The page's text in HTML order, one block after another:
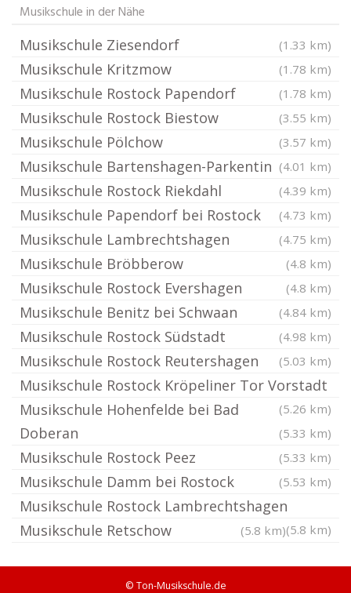
Musikschule in der Nähe
Musikschule Ziesendorf (1.33 km)
Musikschule Kritzmow (1.78 km)
Musikschule Rostock Papendorf (1.78 km)
Musikschule Rostock Biestow (3.55 km)
Musikschule Pölchow (3.57 km)
Musikschule Bartenshagen-Parkentin (4.01 km)
Musikschule Rostock Riekdahl (4.39 km)
Musikschule Papendorf bei Rostock (4.73 km)
Musikschule Lambrechtshagen (4.75 km)
Musikschule Bröbberow (4.8 km)
Musikschule Rostock Evershagen (4.8 km)
Musikschule Benitz bei Schwaan (4.84 km)
Musikschule Rostock Südstadt (4.98 km)
Musikschule Rostock Reutershagen (5.03 km)
Musikschule Rostock Kröpeliner Tor Vorstadt
(5.26 km)
Musikschule Hohenfelde bei Bad
Doberan
(5.33 km)
Musikschule Rostock Peez (5.33 km)
Musikschule Damm bei Rostock (5.53 km)
Musikschule Rostock Lambrechtshagen
(5.8 km)
Musikschule Retschow (5.8 km)
© Ton-Musikschule.de